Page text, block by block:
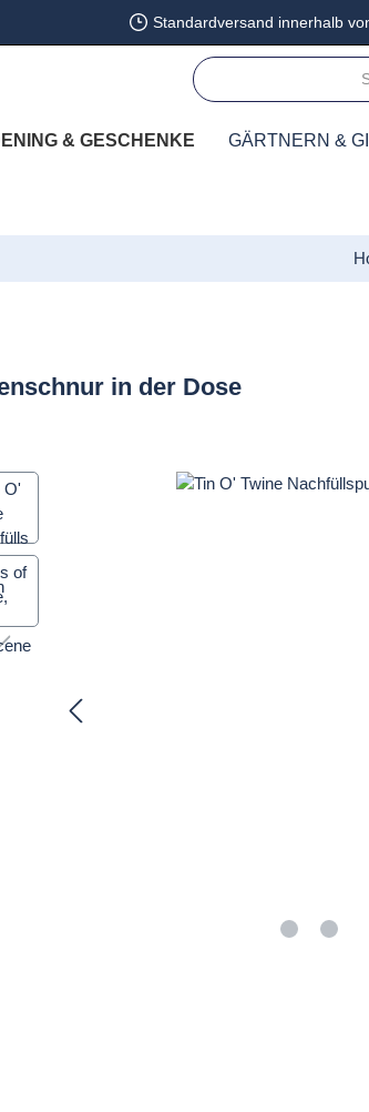
Standardversand innerhalb
& GESCHENKE GÄRTNERN &
in der Dose
überspringen